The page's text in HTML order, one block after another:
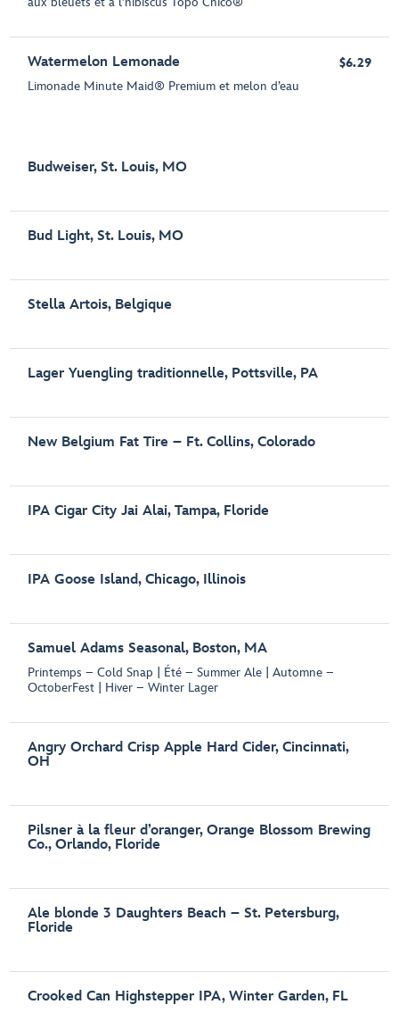
Watermelon Lemonade
Limonade Minute Maid® Premium et melon d’eau
$6.29
Budweiser, St. Louis, MO
Bud Light, St. Louis, MO
Stella Artois, Belgique
Lager Yuengling traditionnelle, Pottsville, PA
New Belgium Fat Tire – Ft. Collins, Colorado
IPA Cigar City Jai Alai, Tampa, Floride
IPA Goose Island, Chicago, Illinois
Samuel Adams Seasonal, Boston, MA
Printemps – Cold Snap | Été – Summer Ale | Automne –
OctoberFest | Hiver – Winter Lager
Angry Orchard Crisp Apple Hard Cider, Cincinnati,
OH
Pilsner à la fleur d’oranger, Orange Blossom Brewing
Co., Orlando, Floride
Ale blonde 3 Daughters Beach – St. Petersburg,
Floride
Crooked Can Highstepper IPA, Winter Garden, FL